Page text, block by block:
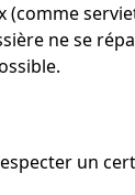
ne se
un